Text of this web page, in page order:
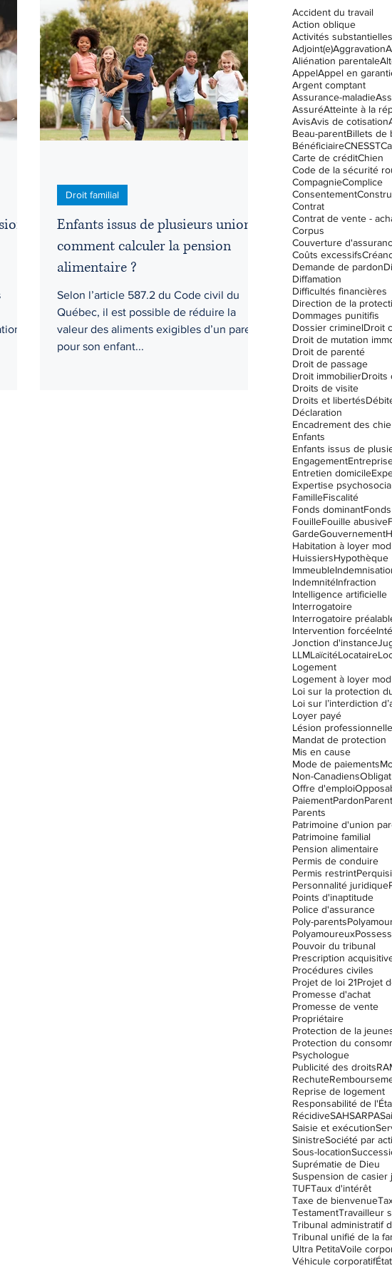
des affaires Droit des assurances
Éducation Enfants Garde
Enfants issus de plusieurs unions ;
comment calculer la pension
alimentaire ?
Selon l’article 587.2 du Code civil du
Québec, il est possible de réduire la
valeur des aliments exigibles d’un parent
pour son enfant...
Droit familial
Accident du travail
Action oblique
Activités substantielles
Adjoint(e)Aggravation
Aliénation parentale
AppelAppel en
Argent comptant
Assurance-maladie
AssuréAtteinte à la
AvisAvis de cotisation
Beau-parentBillets de
BénéficiaireCNESST
Carte de créditChien
Code de la sécurité
CompagnieComplice
Consentement
Contrat
Contrat de vente -
Corpus
Couverture
Coûts excessifs
Demande de pardon
Diffamation
Difficultés financières
Dommages punitifis
Dossier criminelDroit
Droit de mutation
Droit de parenté
Droit de passage
Droit immobilierDroits
Droits de visite
Droits et libertés
Déclaration
Encadrement des
Enfants
Engagement
Entretien domicile
Expertise
FamilleFiscalité
Fonds dominant
FouilleFouille abusive
GardeGouvernement
Habitation à loyer
HuissiersHypothèque
Immeuble
IndemnitéInfraction
Intelligence artificielle
Interrogatoire
Interrogatoire
Intervention forcée
Jonction d'instance
LLMLaïcitéLocataire
Logement
Logement à loyer
Loyer payé
Lésion professionnelle
Mandat de protection
Mis en cause
Mode de paiements
Non-Canadiens
Offre d'emploi
PaiementPardon
Parents
Patrimoine d'union
Patrimoine familial
Pension alimentaire
Permis de conduire
Permis restrint
Personnalité juridique
Points d'inaptitude
Police d'assurance
Poly-parents
Polyamoureux
Pouvoir du tribunal
Prescription
Procédures civiles
Projet de loi 21Projet
Promesse d'achat
Promesse de vente
Propriétaire
Protection de la
Protection du
Psychologue
Publicité des droits
Rechute
Reprise de logement
Responsabilité de
RécidiveSAHSARPA
Saisie et exécution
SinistreSociété par
Sous-location
Suprématie de Dieu
TUFTaux d'intérêt
Taxe de bienvenue
TestamentTravailleur
Tribunal unifié de la
Ultra PetitaVoile
Véhicule corporatifÉtat